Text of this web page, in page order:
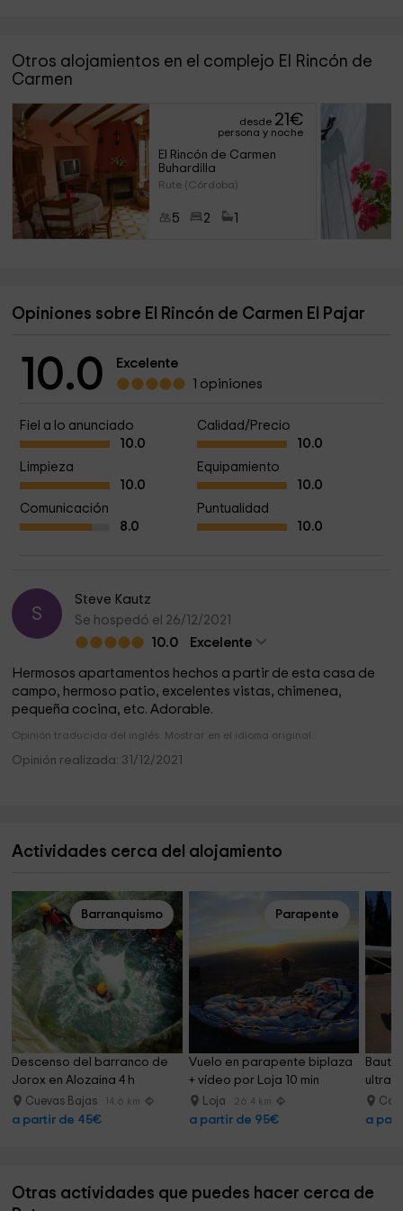
Otros alojamientos en el complejo El Rincón de
Carmen
desde 21€
persona y noche
El Rincón de Carmen
Buhardilla
Rute (Córdoba)
5 2
Opiniones sobre El Rincón de Carmen El Pajar
10.0
Excelente
1 opiniones
Fiel a lo anunciado
10.0
Calidad/Precio
10.0
Limpieza
10.0
Equipamiento
10.0
Comunicación
8.0
Puntualidad
10.0
S
Steve Kautz
Se hospedó el 26/12/2021
10.0
Excelente
Hermosos apartamentos hechos a partir de esta casa de
campo, hermoso patio, excelentes vistas, chimenea,
pequeña cocina, etc. Adorable.
Opinión traducida del inglés. Mostrar en el idioma original.
Opinión realizada: 31/12/2021
Actividades cerca del alojamiento
Barranquismo
Descenso del barranco de
Jorox en Alozaina 4 h
Cuevas Bajas 14.6 km
a partir de 45€
Parapente
Vuelo en parapente biplaza
+ vídeo por Loja 10 min
Loja 26.4 km
a partir de 95€ a
Otras actividades que puedes hacer cerca de